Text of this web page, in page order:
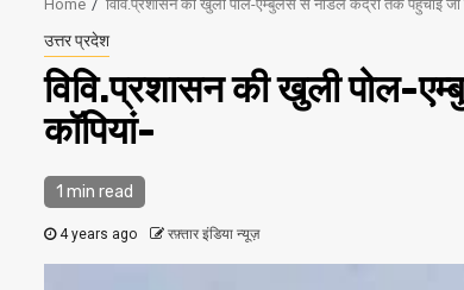
Home विवि.प्रशासन की खुली पोल-एम्बुलेंस से नोडल केंद्रों तक पहुंचाई जा
उत्तर प्रदेश
विवि.प्रशासन की खुली पोल-
कॉपियां-
1 min read
4 years ago रफ़्तार इंडिया न्यूज़